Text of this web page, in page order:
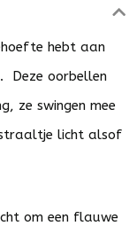
hebt aan
Deze oorbellen
ze swingen mee
straaltje licht alsof
om een flauwe